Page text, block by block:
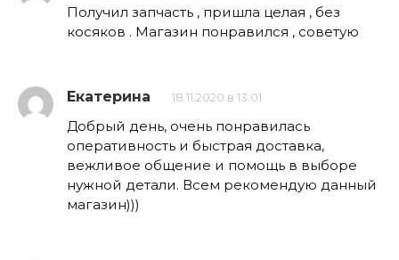
Получил запчасть , пришла целая , без
косяков . Магазин понравился , советую
Екатерина 18.11.2020 в 13:01
Добрый день, очень понравилась
оперативность и быстрая доставка,
вежливое общение и помощь в выборе
нужной детали. Всем рекомендую данный
магазин)))